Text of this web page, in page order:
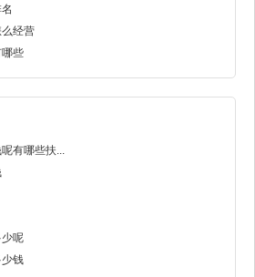
经营
些
有哪些扶...
呢
钱